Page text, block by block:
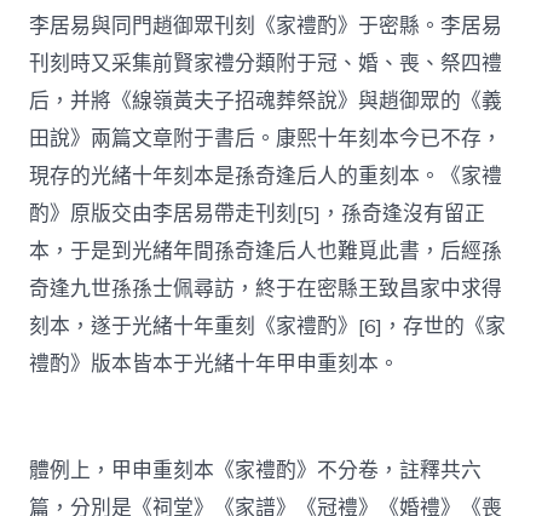
李居易與同門趙御眾刊刻《家禮酌》于密縣。李居易
刊刻時又采集前賢家禮分類附于冠、婚、喪、祭四禮
后，并將《線嶺黃夫子招魂葬祭說》與趙御眾的《義
田說》兩篇文章附于書后。康熙十年刻本今已不存，
現存的光緒十年刻本是孫奇逢后人的重刻本。《家禮
酌》原版交由李居易帶走刊刻[5]，孫奇逢沒有留正
本，于是到光緒年間孫奇逢后人也難覓此書，后經孫
奇逢九世孫孫士佩尋訪，終于在密縣王致昌家中求得
刻本，遂于光緒十年重刻《家禮酌》[6]，存世的《家
禮酌》版本皆本于光緒十年甲申重刻本。
體例上，甲申重刻本《家禮酌》不分卷，註釋共六
篇，分別是《祠堂》《家譜》《冠禮》《婚禮》《喪